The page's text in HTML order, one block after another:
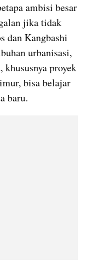
ambisi besar
jika tidak
dan Kangbashi
urbanisasi,
proyek
bisa belajar
baru.